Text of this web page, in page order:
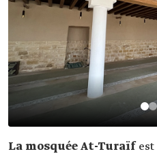
La mosquée At-Turaïfest